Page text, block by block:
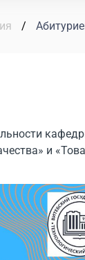
/
и